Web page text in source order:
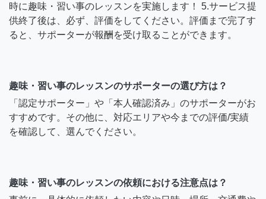
時に趣味・習い事のレッスンを実施します！ 5.サービス提
供終了後は、必ず、評価をしてください。評価まで完了す
ると、サポーターが報酬を受け取ることができます。
趣味・習い事のレッスンのサポーターの選び方は？
「認定サポーター」や「本人確認済み」のサポーターがお
すすめです。その他に、対応エリアや今までの評価/実績
を確認して、選んでください。
趣味・習い事のレッスンの依頼における注意点は？